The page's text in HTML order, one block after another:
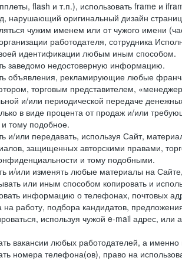
flash и т.п.), использовать frame и
нарушающий оригинальный дизайн
чужим именем или от чужого имени
работодателя, сотрудника
идентификации любым иным способом.
заведомо недостоверную информацию.
объявления, рекламирующие любые
торговым представителем,
и/или периодической передаче
в виде процента от продаж и/или
тому подобное.
и/или передавать, используя Сайт,
защищенных авторскими правами,
и тому подобными.
и/или изменять любые материалы на
или иным способом копировать и
информацию о телефонах, почтовых
работу, подбора кандидатов,
используя чужой e-mail адрес,
вакансии любых работодателей, а
номера телефона(ов), право на